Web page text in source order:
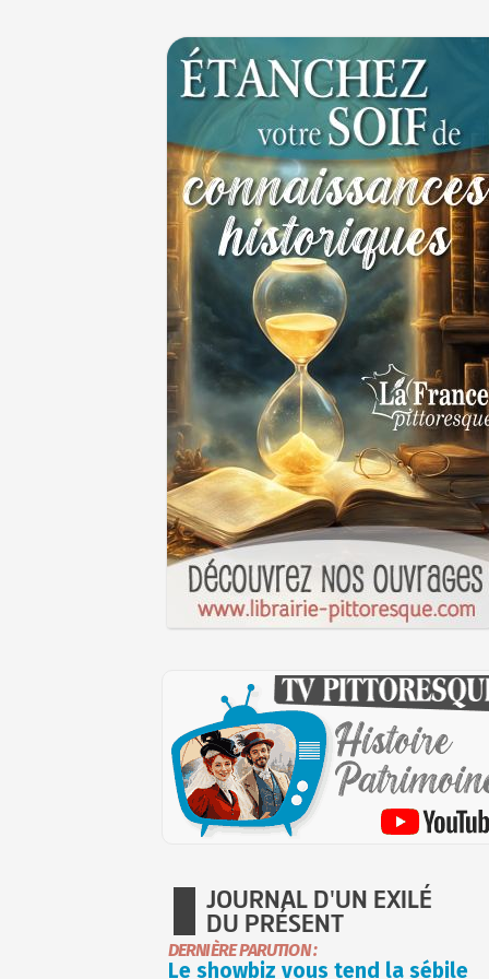
JOURNAL D'UN EXILÉ
DU PRÉSENT
DERNIÈRE PARUTION :
Le showbiz vous tend la sébile